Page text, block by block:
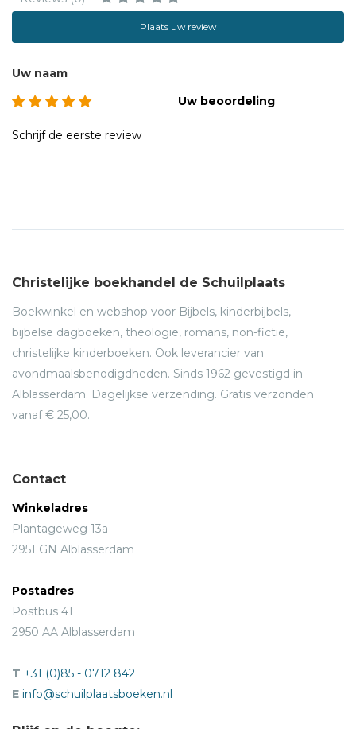
Plaats uw review
Uw naam
Uw beoordeling
Schrijf de eerste review
Christelijke boekhandel de Schuilplaats
Boekwinkel en webshop voor Bijbels, kinderbijbels,
bijbelse dagboeken, theologie, romans, non-fictie,
christelijke kinderboeken. Ook leverancier van
avondmaalsbenodigdheden. Sinds 1962 gevestigd in
Alblasserdam. Dagelijkse verzending. Gratis verzonden
vanaf € 25,00.
Contact
Winkeladres
Plantageweg 13a
2951 GN Alblasserdam
Postadres
Postbus 41
2950 AA Alblasserdam
T +31 (0)85 - 0712 842
E info@schuilplaatsboeken.nl